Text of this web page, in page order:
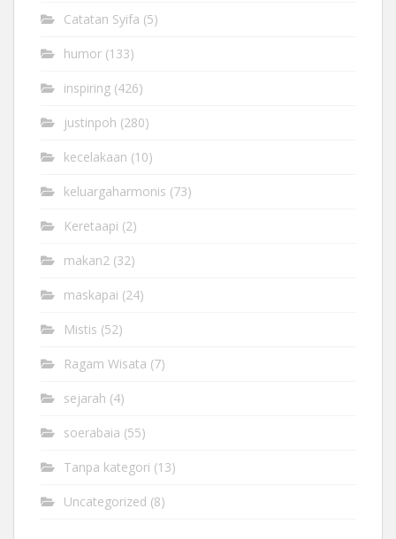
Catatan Syifa (5)
humor (133)
inspiring (426)
justinpoh (280)
kecelakaan (10)
keluargaharmonis (73)
Keretaapi (2)
makan2 (32)
maskapai (24)
Mistis (52)
Ragam Wisata (7)
sejarah (4)
soerabaia (55)
Tanpa kategori (13)
Uncategorized (8)